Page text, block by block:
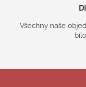
Všechny naše